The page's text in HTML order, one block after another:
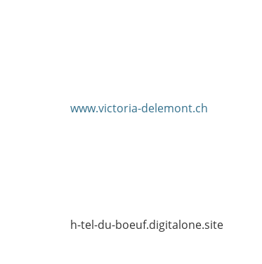
www.victoria-delemont.ch
h-tel-du-boeuf.digitalone.site